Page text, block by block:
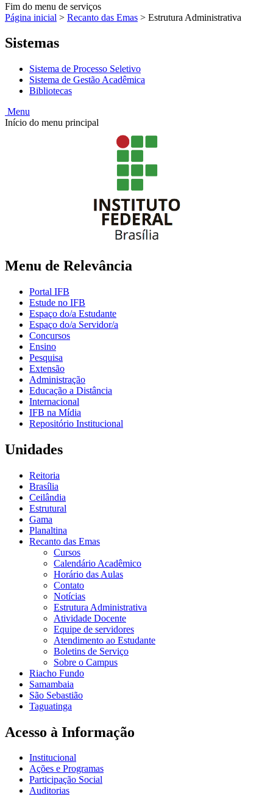
Fim do menu de serviços
Página inicial > Recanto das Emas > Estrutura Administrativa
Sistemas
Sistema de Processo Seletivo
Sistema de Gestão Acadêmica
Bibliotecas
Menu
Início do menu principal
Menu de Relevância
Portal IFB
Estude no IFB
Espaço do/a Estudante
Espaço do/a Servidor/a
Concursos
Ensino
Pesquisa
Extensão
Administração
Educação a Distância
Internacional
IFB na Mídia
Repositório Institucional
Unidades
Reitoria
Brasília
Ceilândia
Estrutural
Gama
Planaltina
Recanto das Emas
Cursos
Calendário Acadêmico
Horário das Aulas
Contato
Notícias
Estrutura Administrativa
Atividade Docente
Equipe de servidores
Atendimento ao Estudante
Boletins de Serviço
Sobre o Campus
Riacho Fundo
Samambaia
São Sebastião
Taguatinga
Acesso à Informação
Institucional
Ações e Programas
Participação Social
Auditorias